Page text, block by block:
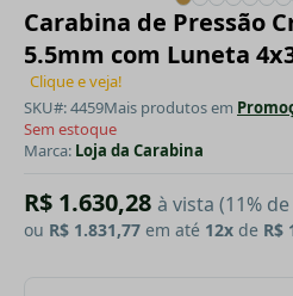
Carabina de Pressão
5.5mm com Luneta
Clique e veja!
SKU#: 4459Mais produtos em
Sem estoque
Marca: Loja da Carabina
R$ 1.630,28 à vista (11%
ou R$ 1.831,77 em até 12x de R$